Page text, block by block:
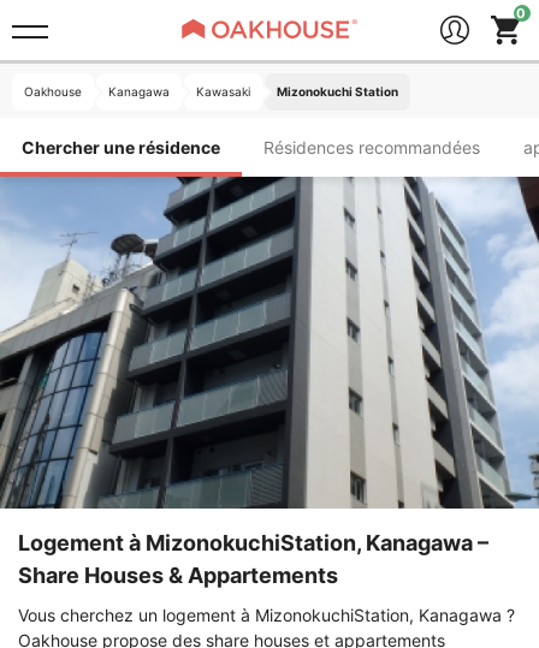
Oakhouse Kanagawa Kawasaki Mizonokuchi Station
Chercher une résidence Résidences recommandées
Logement à MizonokuchiStation, Kanagawa –
Share Houses & Appartements
Vous cherchez un logement à MizonokuchiStation, Kanagawa ?
Oakhouse propose des share houses et appartements